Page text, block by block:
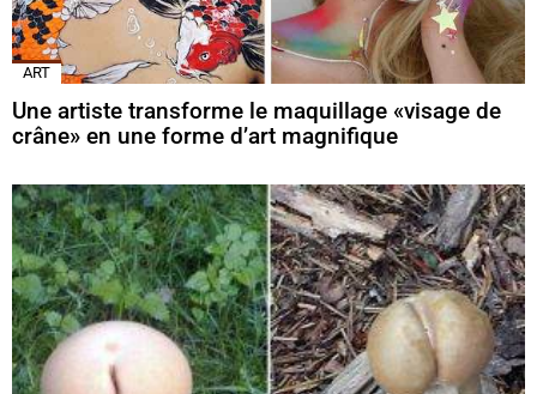
ART
Une artiste transforme le maquillage «visage de
crâne» en une forme d’art magnifique